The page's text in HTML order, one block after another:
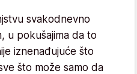
svakodnevno
u pokušajima da to
iznenađujuće što
što može samo da